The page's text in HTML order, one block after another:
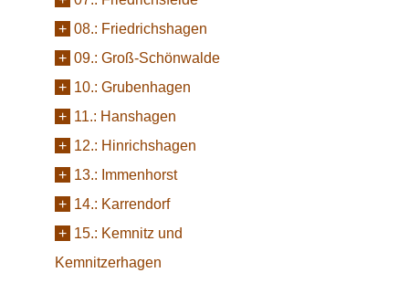
+ 08.: Friedrichshagen
+ 09.: Groß-Schönwalde
+ 10.: Grubenhagen
+ 11.: Hanshagen
+ 12.: Hinrichshagen
+ 13.: Immenhorst
+ 14.: Karrendorf
+ 15.: Kemnitz und
Kemnitzerhagen